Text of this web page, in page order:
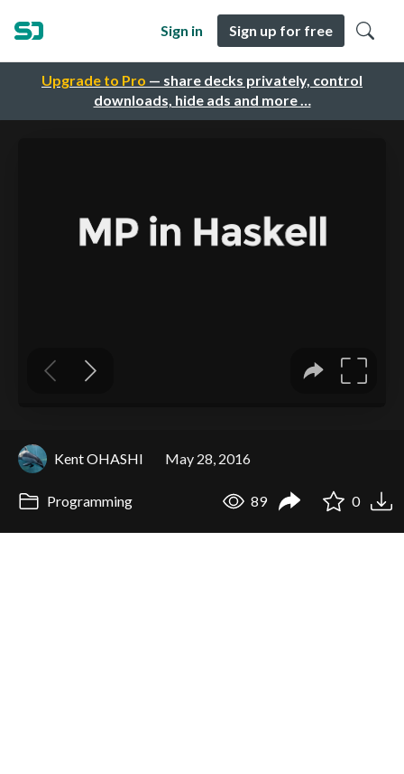
Upgrade to Pro — share decks privately, control
downloads, hide ads and more …
Sign in Sign up for free
Kent OHASHI May 28, 2016
Programming 89 0